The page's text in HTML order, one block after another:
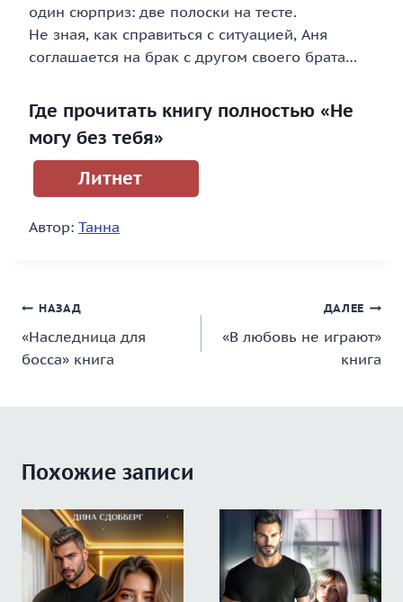
один сюрприз: две полоски на тесте.
Не зная, как справиться с ситуацией, Аня
соглашается на брак с другом своего брата…
Где прочитать книгу полностью «Не
могу без тебя»
Литнет
Автор: Танна
Навигация
по
записям
НАЗАД
«Наследница для
босса» книга
ДАЛЕЕ
«В любовь не играют»
книга
Похожие записи